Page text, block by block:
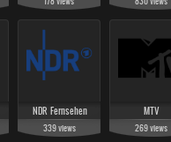
NDR Fernsehen
339views
MTV
269views